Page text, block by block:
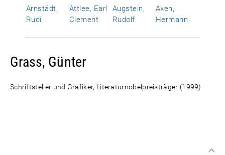
Arnstädt,
Rudi
Attlee, Earl
Clement
Augstein,
Rudolf
Axen,
Hermann
Grass, Günter
Schriftsteller und Grafiker, Literaturnobelpreisträger (1999)